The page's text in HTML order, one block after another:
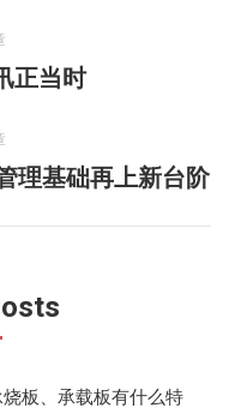
正当时
理基础再上新台阶
板、承载板有什么特